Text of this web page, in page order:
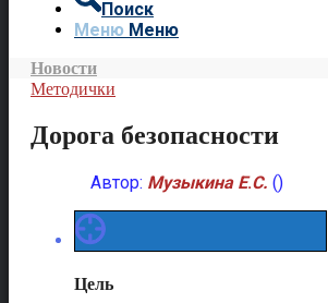
Поиск
Меню Меню
Новости
Методички
Дорога безопасности
Автор: Музыкина Е.С. ()
Цель